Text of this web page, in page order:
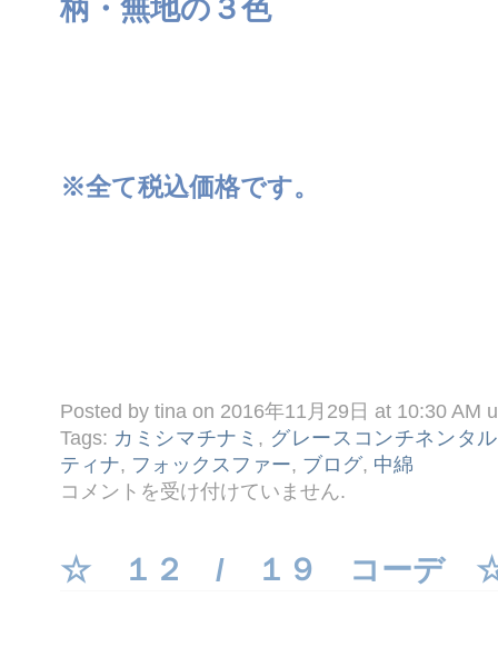
柄・無地の３色
※全て税込価格です。
Posted by tina on 2016年11月29日 at 10:30 AM
Tags: カミシマチナミ , グレースコンチネンタル
ティナ, フォックスファー, ブログ, 中綿
☆
コ
リ
ー
コメントを受け付けていません.
☆ １２ / １９ コーデ